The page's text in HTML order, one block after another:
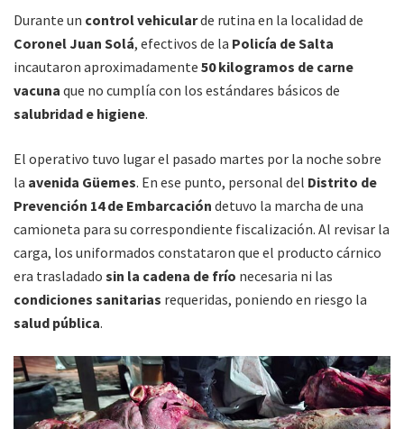
Durante un control vehicularde rutina en la localidad de
Coronel Juan Solá, efectivos de la Policía de Salta
incautaron aproximadamente 50 kilogramos de carne
vacuna que no cumplía con los estándares básicos de
salubridad e higiene.
El operativo tuvo lugar el pasado martes por la noche sobre
la avenida Güemes. En ese punto, personal del Distrito de
Prevención 14 de Embarcación detuvo la marcha de una
camioneta para su correspondiente fiscalización. Al revisar la
carga, los uniformados constataron que el producto cárnico
era trasladado sin la cadena de frío necesaria ni las
condiciones sanitarias requeridas, poniendo en riesgo la
salud pública.